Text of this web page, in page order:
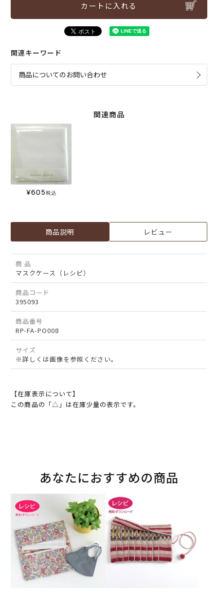
カートに入れる
関連キーワード
商品についてのお問い合わせ
関連商品
¥605税込
商品説明 レビュー
商 品
マスクケース（レシピ）
商品コード
395093
商品番号
RP-FA-PO008
サイズ
※詳しくは画像を参照ください。
【在庫表示について】
この商品の「△」は在庫少量の表示です。
あなたにおすすめの商品